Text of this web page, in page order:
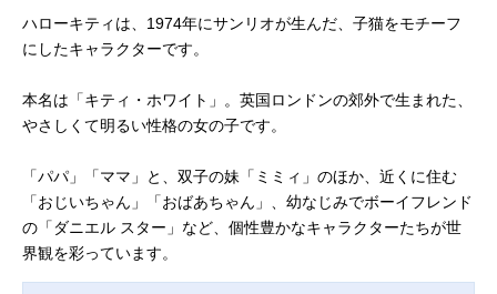
ハローキティは、1974年にサンリオが生んだ、子猫をモチーフ
にしたキャラクターです。
本名は「キティ・ホワイト」。英国ロンドンの郊外で生まれた、
やさしくて明るい性格の女の子です。
「パパ」「ママ」と、双子の妹「ミミィ」のほか、近くに住む
「おじいちゃん」「おばあちゃん」、幼なじみでボーイフレンド
の「ダニエル スター」など、個性豊かなキャラクターたちが世
界観を彩っています。